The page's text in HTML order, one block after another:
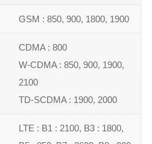
GSM : 850, 900, 1800, 1900
CDMA : 800
W-CDMA : 850, 900, 1900,
2100
TD-SCDMA : 1900, 2000
LTE : B1 : 2100, B3 : 1800,